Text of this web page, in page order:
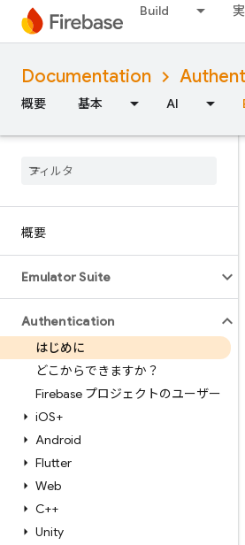
Build
Documentation
概要 基本 AI
概要
Emulator Suite
Authentication
はじめに
どこからできますか？
Firebase プロジェクトのユーザー
iOS+
Android
Flutter
Web
C++
Unity